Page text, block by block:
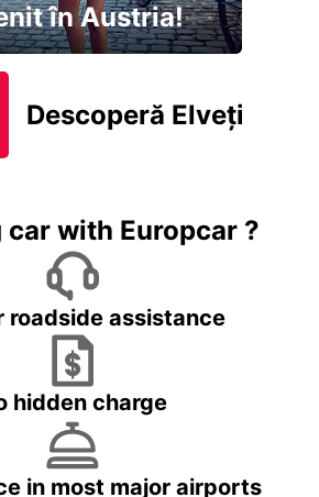
în Austria!
Descoperă Elveția
with Europcar ?
roadside assistance
hidden charge
in most major airports